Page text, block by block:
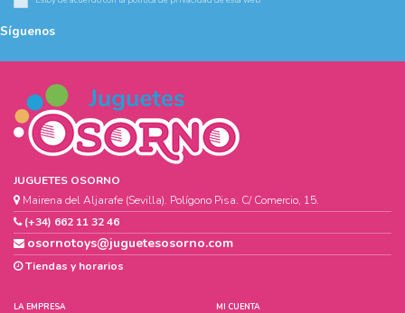
Síguenos
JUGUETES OSORNO
Mairena del Aljarafe (Sevilla). Polígono Pisa. C/ Comercio, 15.
(+34) 662 11 32 46
osornotoys@juguetesosorno.com
Tiendas y horarios
LA EMPRESA MI CUENTA